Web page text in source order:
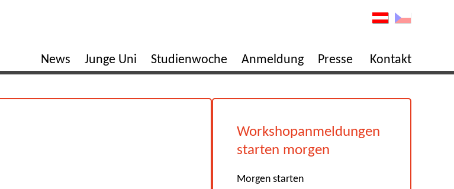
News Junge Uni Studienwoche Anmeldung Presse Kontakt
Workshopanmeldungen
starten morgen
Morgen starten